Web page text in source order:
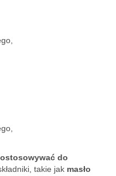
do
takie jak masło